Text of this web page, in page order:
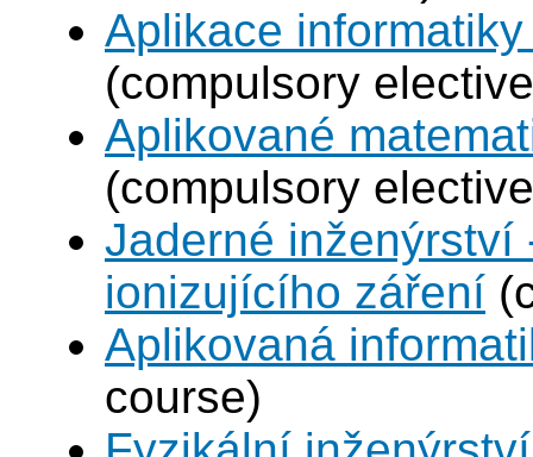
Aplikace
(compulsory
Aplikované
(compulsory
Jaderné inženýrství
ionizujícího záření
Aplikovaná
course)